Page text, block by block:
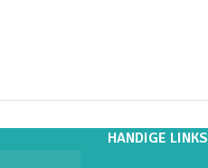
HANDIGE LINKS